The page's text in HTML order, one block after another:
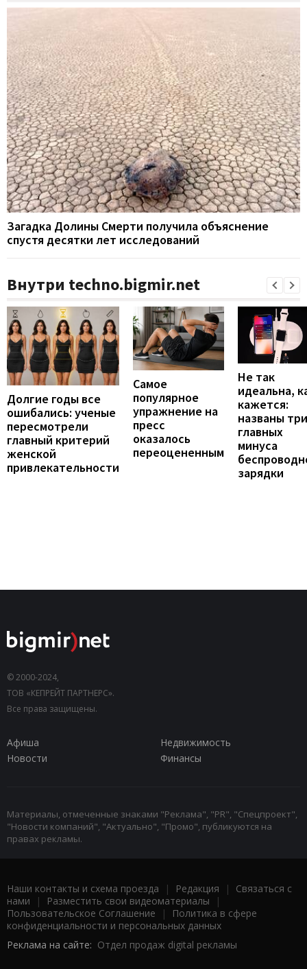
Загадка Долины Смерти получила объяснение
спустя десятки лет исследований
Внутри techno.bigmir.net
Долгие годы все
ошибались: ученые
пересмотрели
главный критерий
женской
привлекательности
Самое
популярное
упражнение на
пресс
оказалось
переоцененным
Не так
идеальна,
кажется:
названы три
главных
минуса
зарядки
© 2000-2024,
ТОВ «КЕПРЕЙТ ПАРТНЕРС».
Все права защищены.
Афиша
Недвижимость
Новости
Финансы
Материалы, отмеченные знаками "Реклама", "PR", "Спецпроект",
"Новости компаний", "Актуально", "Промо", публикуются на
правах рекламы.
Наши контакты и схема проезда | Редакция | Связаться с
нами | Разместить свои видеоматериалы |
Пользовательское Соглашение |
Политика в сфере
конфиденциальности и персональных данных
Реклама на сайте: Отдел продаж digital рекламы